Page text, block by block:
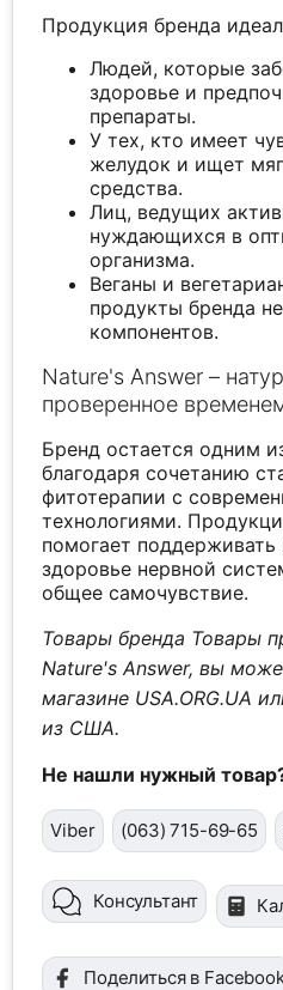
Продукция бренда
Людей, которые
здоровье и
препараты.
У тех, кто имеет
желудок и ищет
средства.
Лиц, ведущих
нуждающихся в
организма.
Веганы и
продукты бренда
компонентов.
Nature's Answer –
проверенное
Бренд остается одним
благодаря сочетанию
фитотерапии с
технологиями.
помогает
здоровье нервной
общее самочувствие.
Товары бренда Товары
Nature's Answer, вы
магазине USA.ORG.UA
из США.
Не нашли нужный
Viber (063) 715-69-65
Консультант
Поделиться в